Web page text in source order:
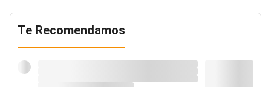
Te Recomendamos